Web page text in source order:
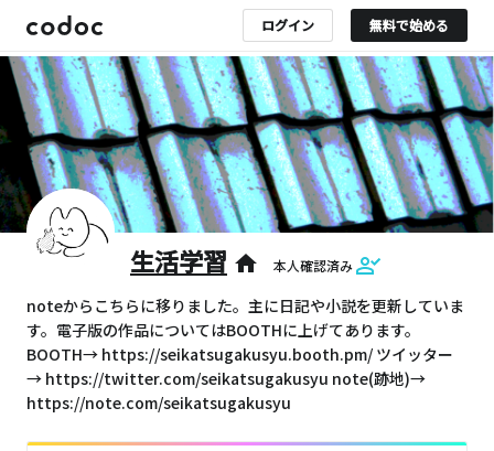
ログイン 無料で始める
生活学習 home 本人確認済み
noteからこちらに移りました。主に日記や小説を更新していま
す。電子版の作品についてはBOOTHに上げてあります。
BOOTH→ https://seikatsugakusyu.booth.pm/ ツイッター
→ https://twitter.com/seikatsugakusyu note(跡地)→
https://note.com/seikatsugakusyu